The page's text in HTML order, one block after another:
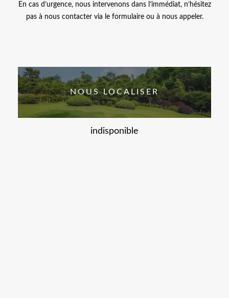
En cas d’urgence, nous intervenons dans l’immédiat, n’hésitez
pas à nous contacter via le formulaire ou à nous appeler.
NOUS LOCALISER
indisponible